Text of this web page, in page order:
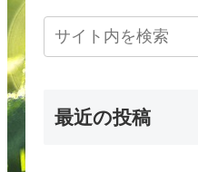
最近の投稿